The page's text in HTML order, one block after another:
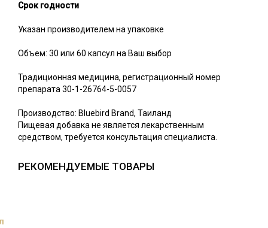
Срок годности
Указан производителем на упаковке
Объем: 30 или 60 капсул на Ваш выбор
Традиционная медицина, регистрационный номер
препарата 30-1-26764-5-0057
Производство: Bluebird Brand, Таиланд
Пищевая добавка не является лекарственным
средством, требуется консультация специалиста.
РЕКОМЕНДУЕМЫЕ ТОВАРЫ